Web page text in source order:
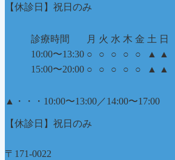
【休診日】祝日のみ
診療時間 月 火 水 木 金 土 日
10:00〜13:30 ○ ○ ○ ○ ○ ▲
▲
15:00〜20:00 ○ ○ ○ ○ ○ ▲ ▲
▲ ・・・10:00〜13:00／14:00〜17:00
【休診日】祝日のみ
〒171-0022